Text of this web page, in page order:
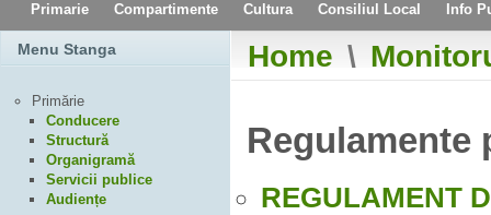
Primarie Compartimente Cultura Consiliul Local Info
Home \
REGULAMENT
Menu Stanga
Primărie
Conducere
Structură
Organigramă
Servicii publice
Audiențe